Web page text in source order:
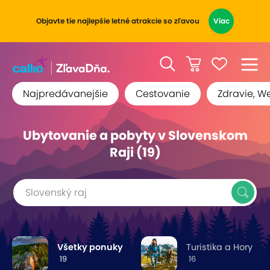
Objavte tie najlepšie letné atrakcie so zľavou Viac
Najpredávanejšie Cestovanie Zdravie,
Ubytovanie a pobyty v Slovenskom
Raji (19)
Slovenský raj
19
Všetky ponuky
16
Turistika a Hory